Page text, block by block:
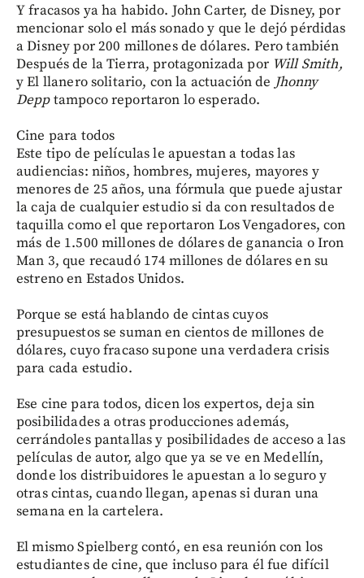
Y fracasos ya ha habido. John Carter, de Disney, por
mencionar solo el más sonado y que le dejó pérdidas
a Disney por 200 millones de dólares. Pero también
Después de la Tierra, protagonizada por Will Smith,
y El llanero solitario, con la actuación de Jhonny
Depptampoco reportaron lo esperado.
Cine para todos
Este tipo de películas le apuestan a todas las
audiencias: niños, hombres, mujeres, mayores y
menores de 25 años, una fórmula que puede ajustar
la caja de cualquier estudio si da con resultados de
taquilla como el que reportaron Los Vengadores, con
más de 1.500 millones de dólares de ganancia o Iron
Man 3, que recaudó 174 millones de dólares en su
estreno en Estados Unidos.
Porque se está hablando de cintas cuyos
presupuestos se suman en cientos de millones de
dólares, cuyo fracaso supone una verdadera crisis
para cada estudio.
Ese cine para todos, dicen los expertos, deja sin
posibilidades a otras producciones además,
cerrándoles pantallas y posibilidades de acceso a las
películas de autor, algo que ya se ve en Medellín,
donde los distribuidores le apuestan a lo seguro y
otras cintas, cuando llegan, apenas si duran una
semana en la cartelera.
El mismo Spielberg contó, en esa reunión con los
estudiantes de cine, que incluso para él fue difícil